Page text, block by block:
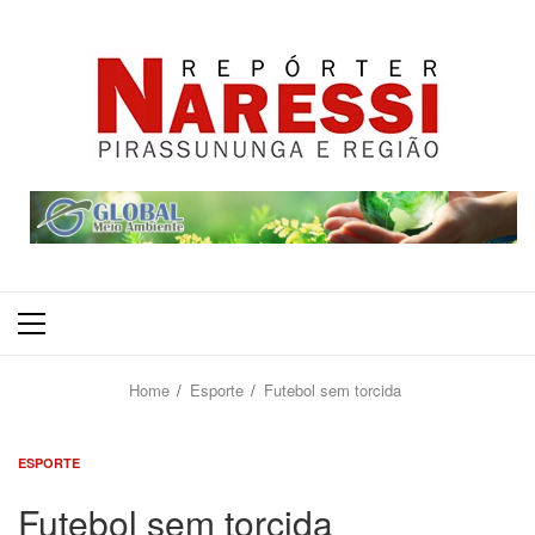
Primary
Home Esporte Futebol sem torcida
ESPORTE
Futebol sem torcida